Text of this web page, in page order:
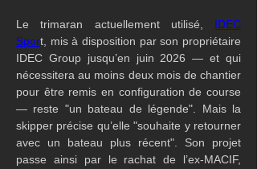
Le trimaran actuellement utilisé, IDEC
Sport, mis à disposition par son propriétaire
IDEC Group jusqu’en juin 2026 — et qui
nécessitera au moins deux mois de chantier
pour être remis en configuration de course
— reste "un bateau de légende". Mais la
skipper précise qu’elle "souhaite y retourner
avec un bateau plus récent". Son projet